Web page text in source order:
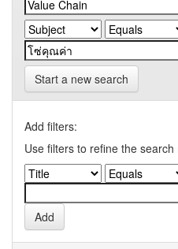
Start a new search
Add filters:
Use filters to refine the search